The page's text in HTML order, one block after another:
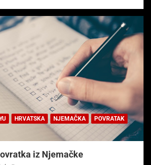
HRVATSKA NJEMAČKA
POVRATAK
iz Njemačke